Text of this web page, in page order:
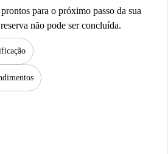
para o próximo passo da sua
não pode ser concluída.